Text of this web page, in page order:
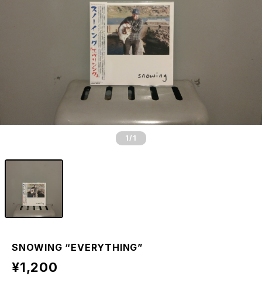
1 /1
SNOWING “EVERYTHING”
¥1,200